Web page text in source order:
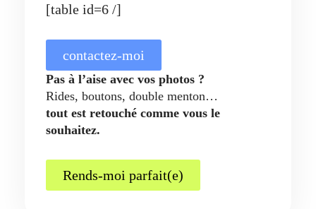
[table id=6 /]
contactez-moi
Pas à l’aise avec vos photos ?
Rides, boutons, double menton…
tout est retouché comme vous le
souhaitez.
Rends-moi parfait(e)